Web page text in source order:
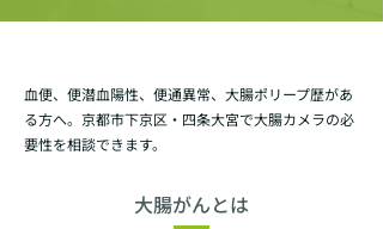
血便、便潜血陽性、便通異常、大腸ポリープ歴があ
る方へ。京都市下京区・四条大宮で大腸カメラの必
要性を相談できます。
大腸がんとは